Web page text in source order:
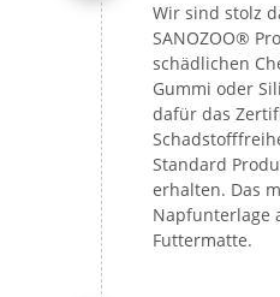
Wir sind stolz
SANOZOO®
schädlichen
Gummi oder
dafür das
Standard
erhalten. Das
Napfunterlage
Futtermatte.